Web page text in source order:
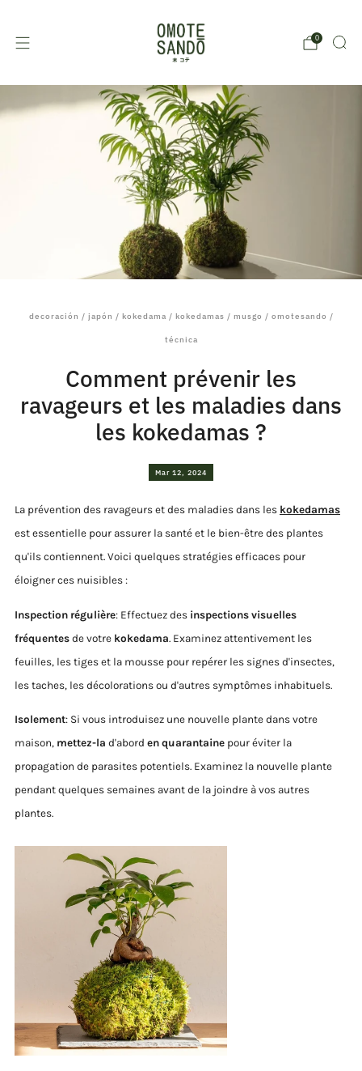
0
decoración / japón / kokedama / kokedamas / musgo / omotesando /
técnica
Comment prévenir les
ravageurs et les maladies dans
les kokedamas ?
Mar 12, 2024
La prévention des ravageurs et des maladies dans les kokedamas
est essentielle pour assurer la santé et le bien-être des plantes
qu'ils contiennent. Voici quelques stratégies efficaces pour
éloigner ces nuisibles :
Inspection régulière: Effectuez des inspections visuelles
fréquentes de votre kokedama. Examinez attentivement les
feuilles, les tiges et la mousse pour repérer les signes d'insectes,
les taches, les décolorations ou d'autres symptômes inhabituels.
Isolement: Si vous introduisez une nouvelle plante dans votre
maison, mettez-la d'abord en quarantaine pour éviter la
propagation de parasites potentiels. Examinez la nouvelle plante
pendant quelques semaines avant de la joindre à vos autres
plantes.